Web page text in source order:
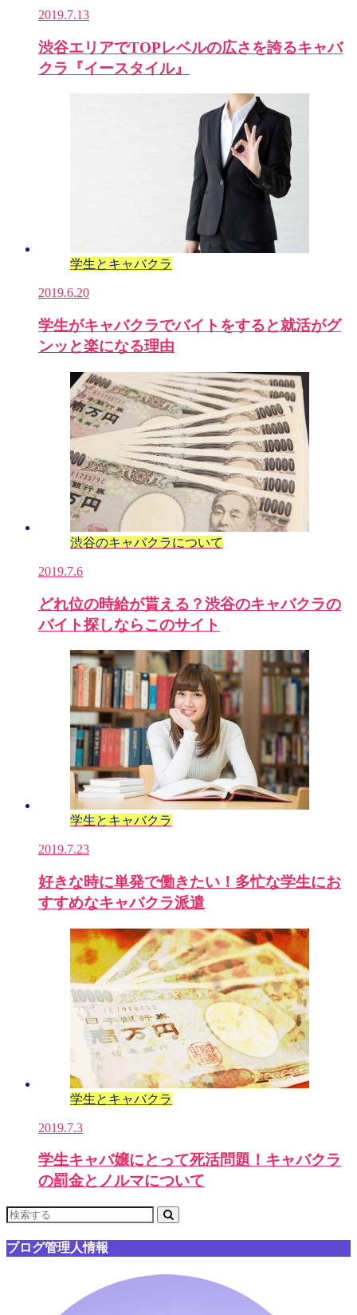
2019.7.13
渋谷エリアでTOPレベルの広さを誇るキャバ
クラ『イースタイル』
学生とキャバクラ
2019.6.20
学生がキャバクラでバイトをすると就活がグ
ンッと楽になる理由
渋谷のキャバクラについて
2019.7.6
どれ位の時給が貰える？渋谷のキャバクラの
バイト探しならこのサイト
学生とキャバクラ
2019.7.23
好きな時に単発で働きたい！多忙な学生にお
すすめなキャバクラ派遣
学生とキャバクラ
2019.7.3
学生キャバ嬢にとって死活問題！キャバクラ
の罰金とノルマについて
ブログ管理人情報